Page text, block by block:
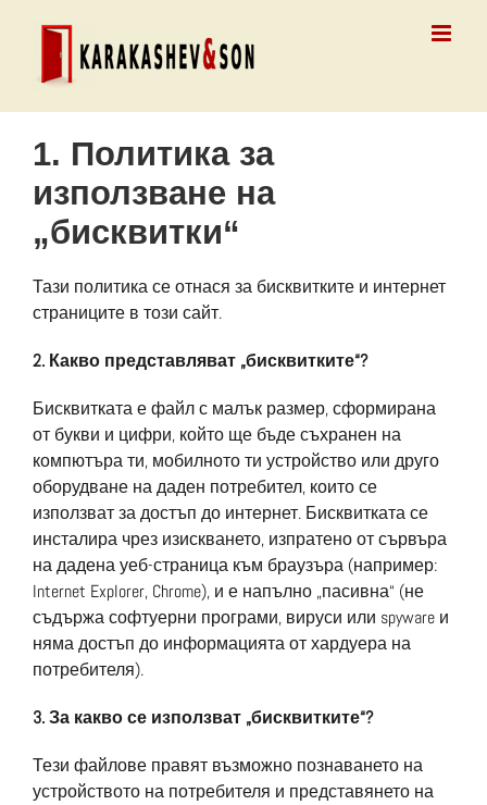
1. Политика за
използване на
„бисквитки“
Тази политика се отнася за бисквитките и интернет
страниците в този сайт.
2. Какво представляват „бисквитките“?
Бисквитката е файл с малък размер, сформирана
от букви и цифри, който ще бъде съхранен на
компютъра ти, мобилното ти устройство или друго
оборудване на даден потребител, които се
използват за достъп до интернет. Бисквитката се
инсталира чрез изискването, изпратено от сървъра
на дадена уеб-страница към браузъра (например:
Internet Explorer, Chrome), и е напълно „пасивна“ (не
съдържа софтуерни програми, вируси или spyware и
няма достъп до информацията от хардуера на
потребителя).
3. За какво се използват „бисквитките“?
Тези файлове правят възможно познаването на
устройството на потребителя и представянето на